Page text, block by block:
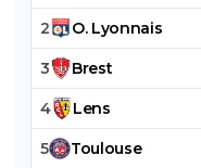
2 O. Lyonnais
3 Brest
4 Lens
5 Toulouse